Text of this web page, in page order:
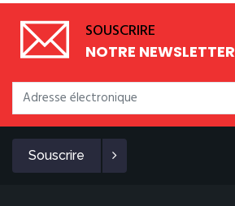
SOUSCRIRE
NOTRE NEWSLETTER
Souscrire